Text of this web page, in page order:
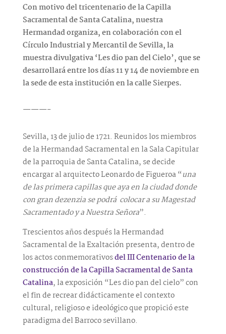
Con motivo del tricentenario de la Capilla
Sacramental de Santa Catalina, nuestra
Hermandad organiza, en colaboración con el
Círculo Industrial y Mercantil de Sevilla, la
muestra divulgativa ‘Les dio pan del Cielo’, que se
desarrollará entre los días 11 y 14 de noviembre en
la sede de esta institución en la calle Sierpes.
———-
Sevilla, 13 de julio de 1721. Reunidos los miembros
de la Hermandad Sacramental en la Sala Capitular
de la parroquia de Santa Catalina, se decide
encargar al arquitecto Leonardo de Figueroa “una
de las primera capillas que aya en la ciudad donde
con gran dezenzia se podrá colocar a su Magestad
Sacramentado y a Nuestra Señora”.
Trescientos años después la Hermandad
Sacramental de la Exaltación presenta, dentro de
los actos conmemorativosdel III Centenario de la
construcción de la Capilla Sacramental de Santa
Catalina, la exposición “Les dio pan del cielo” con
el fin de recrear didácticamente el contexto
cultural, religioso e ideológico que propició este
paradigma del Barroco sevillano.